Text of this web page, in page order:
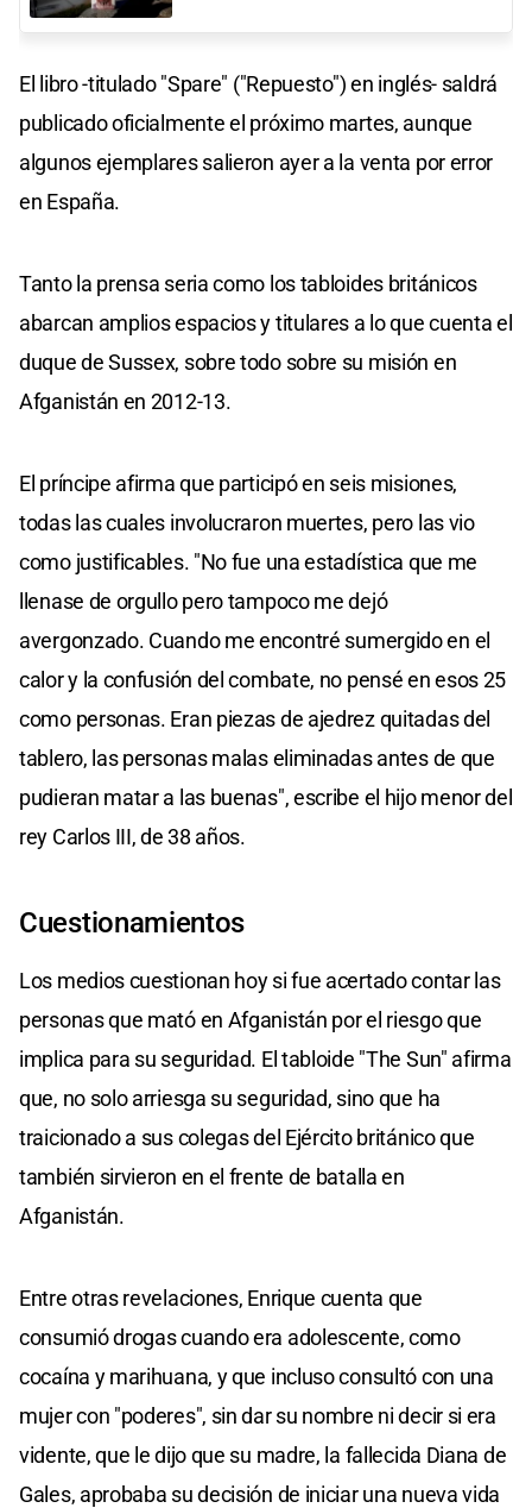
El libro -titulado "Spare" ("Repuesto") en inglés- saldrá
publicado oficialmente el próximo martes, aunque
algunos ejemplares salieron ayer a la venta por error
en España.
Tanto la prensa seria como los tabloides británicos
abarcan amplios espacios y titulares a lo que cuenta el
duque de Sussex, sobre todo sobre su misión en
Afganistán en 2012-13.
El príncipe afirma que participó en seis misiones,
todas las cuales involucraron muertes, pero las vio
como justificables. "No fue una estadística que me
llenase de orgullo pero tampoco me dejó
avergonzado. Cuando me encontré sumergido en el
calor y la confusión del combate, no pensé en esos 25
como personas. Eran piezas de ajedrez quitadas del
tablero, las personas malas eliminadas antes de que
pudieran matar a las buenas", escribe el hijo menor del
rey Carlos III, de 38 años.
Cuestionamientos
Los medios cuestionan hoy si fue acertado contar las
personas que mató en Afganistán por el riesgo que
implica para su seguridad. El tabloide "The Sun" afirma
que, no solo arriesga su seguridad, sino que ha
traicionado a sus colegas del Ejército británico que
también sirvieron en el frente de batalla en
Afganistán.
Entre otras revelaciones, Enrique cuenta que
consumió drogas cuando era adolescente, como
cocaína y marihuana, y que incluso consultó con una
mujer con "poderes", sin dar su nombre ni decir si era
vidente, que le dijo que su madre, la fallecida Diana de
Gales, aprobaba su decisión de iniciar una nueva vida